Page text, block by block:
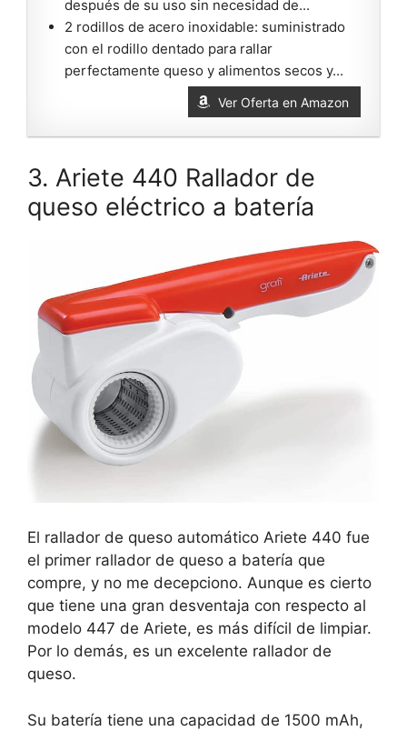
después de su uso sin necesidad de...
2 rodillos de acero inoxidable: suministrado
con el rodillo dentado para rallar
perfectamente queso y alimentos secos y...
Ver Oferta en Amazon
3. Ariete 440 Rallador de
queso eléctrico a batería
El rallador de queso automático Ariete 440 fue
el primer rallador de queso a batería que
compre, y no me decepciono. Aunque es cierto
que tiene una gran desventaja con respecto al
modelo 447 de Ariete, es más difícil de limpiar.
Por lo demás, es un excelente rallador de
queso.
Su batería tiene una capacidad de 1500 mAh,